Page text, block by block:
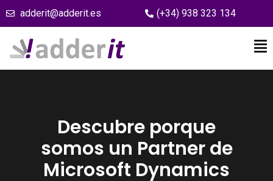
adderit@adderit.es (+34) 938 323 134
Descubre porque
somos un Partner de
Microsoft Dynamics